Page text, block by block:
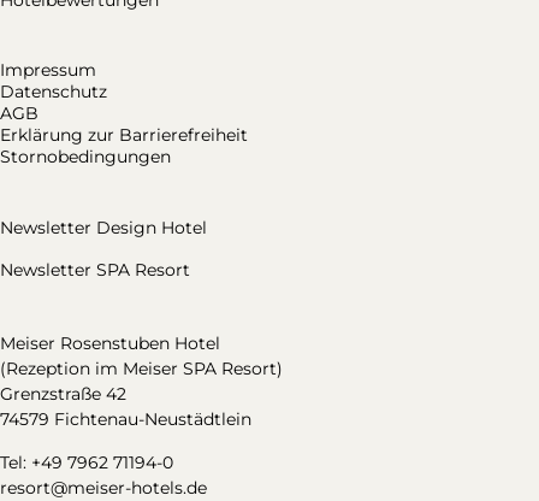
Impressum
Datenschutz
AGB
Erklärung zur Barrierefreiheit
Stornobedingungen
Newsletter Design Hotel
Newsletter SPA Resort
Meiser Rosenstuben Hotel
(Rezeption im Meiser SPA Resort)
Grenzstraße 42
74579 Fichtenau-Neustädtlein
Tel: +49 7962 71194-0
resort@meiser-hotels.de